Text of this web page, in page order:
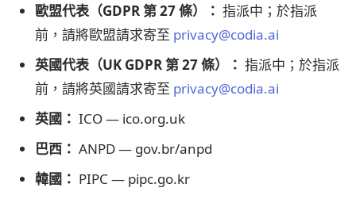
歐盟代表（GDPR 第 27 條）： 指派中；於指派
前，請將歐盟請求寄至 privacy@codia.ai
英國代表（UK GDPR 第 27 條）： 指派中；於指派
前，請將英國請求寄至 privacy@codia.ai
英國： ICO — ico.org.uk
巴西： ANPD — gov.br/anpd
韓國： PIPC — pipc.go.kr